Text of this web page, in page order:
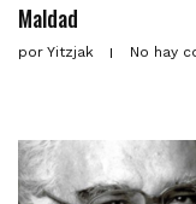
Maldad
por Yitzjak No hay